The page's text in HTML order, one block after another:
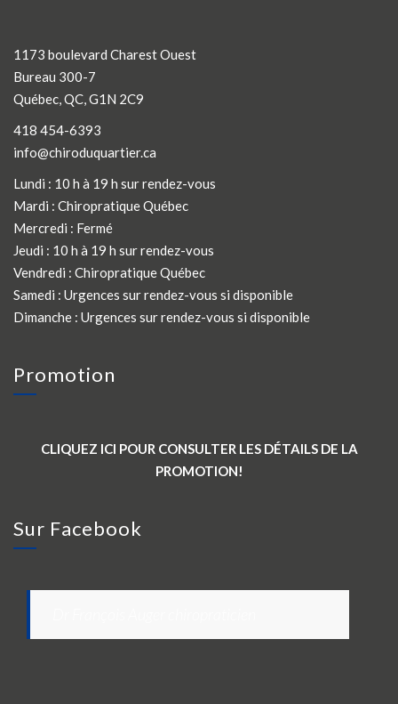
1173 boulevard Charest Ouest
Bureau 300-7
Québec, QC, G1N 2C9
418 454-6393
info@chiroduquartier.ca
Lundi : 10 h à 19 h sur rendez-vous
Mardi : Chiropratique Québec
Mercredi : Fermé
Jeudi : 10 h à 19 h sur rendez-vous
Vendredi : Chiropratique Québec
Samedi : Urgences sur rendez-vous si disponible
Dimanche : Urgences sur rendez-vous si disponible
Promotion
CLIQUEZ ICI POUR CONSULTER LES DÉTAILS DE LA
PROMOTION!
Sur Facebook